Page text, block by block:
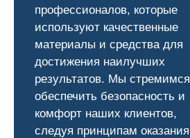
профессионалов, которые
используют качественные
материалы и средства для
достижения наилучших
результатов. Мы стремимся
обеспечить безопасность и
комфорт наших клиентов,
следуя принципам оказания